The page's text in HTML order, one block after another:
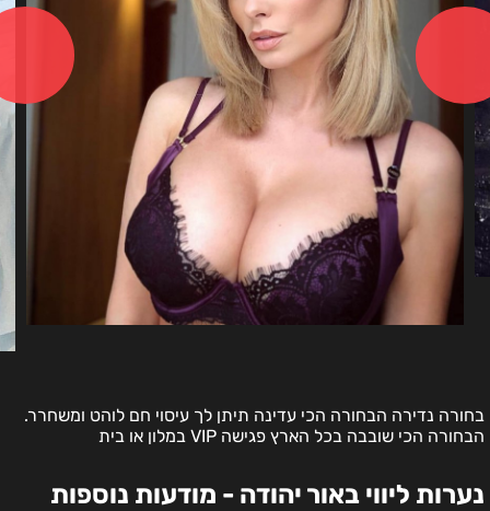
בחורה נדירה הבחורה הכי עדינה תיתן לך עיסוי חם לוהט ומשחרר.
הבחורה הכי שובבה בכל הארץ פגישה VIP במלון או בית
נערות ליווי באור יהודה - מודעות נוספות